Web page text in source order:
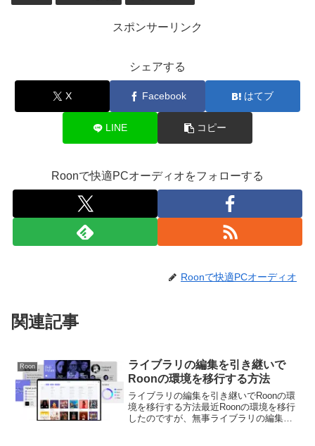
スポンサーリンク
シェアする
X Facebook はてブ
LINE コピー
Roonで快適PCオーディオをフォローする
Roonで快適PCオーディオ
関連記事
Roon
ライブラリの編集を引き継いで
Roonの環境を移行する方法
ライブラリの編集を引き継いでRoonの環
境を移行する方法最近Roonの環境を移行
したのですが、無事ライブラリの編集を